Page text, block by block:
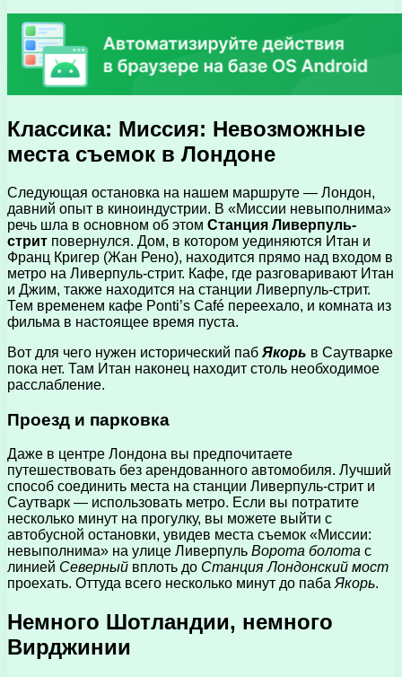
Классика: Миссия: Невозможные
места съемок в Лондоне
Следующая остановка на нашем маршруте — Лондон,
давний опыт в киноиндустрии. В «Миссии невыполнима»
речь шла в основном об этом Станция Ливерпуль-
стрит повернулся. Дом, в котором уединяются Итан и
Франц Кригер (Жан Рено), находится прямо над входом в
метро на Ливерпуль-стрит. Кафе, где разговаривают Итан
и Джим, также находится на станции Ливерпуль-стрит.
Тем временем кафе Ponti’s Café переехало, и комната из
фильма в настоящее время пуста.
Вот для чего нужен исторический паб Якорь в Саутварке
пока нет. Там Итан наконец находит столь необходимое
расслабление.
Проезд и парковка
Даже в центре Лондона вы предпочитаете
путешествовать без арендованного автомобиля. Лучший
способ соединить места на станции Ливерпуль-стрит и
Саутварк — использовать метро. Если вы потратите
несколько минут на прогулку, вы можете выйти с
автобусной остановки, увидев места съемок «Миссии:
невыполнима» на улице Ливерпуль Ворота болота с
линией Северный вплоть до Станция Лондонский мост
проехать. Оттуда всего несколько минут до паба Якорь.
Немного Шотландии, немного
Вирджинии